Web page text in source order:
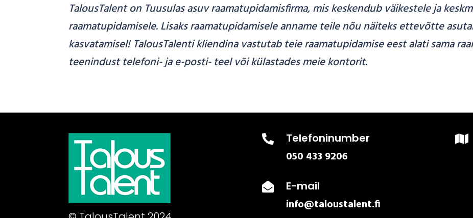
TalousTalent on Tuusulas asuv raamatupidamisfirma, mis keskendub väikestele ja
raamatupidamisele. Lisaks raamatupidamisele anname teile nõu näiteks ettevõtte
kasvatamisel! TalousTalenti kliendina vastutab teie raamatupidamise eest alati sama
teenindust telefoni- ja e-posti- teel või külastades meie kontorit.
 Telefoninumber
050 433 9206
 E-mail
info@taloustalent.fi
